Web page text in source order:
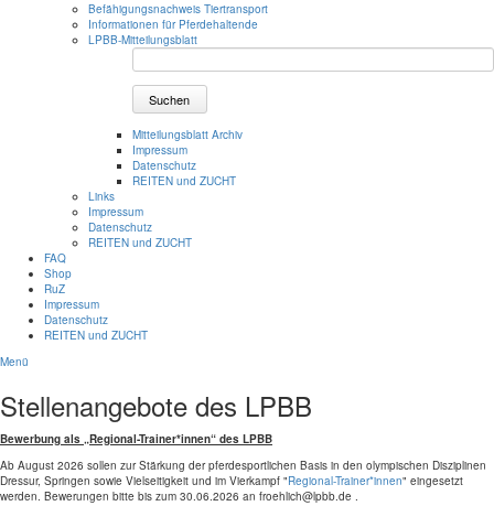
Befähigungsnachweis Tiertransport
Informationen für Pferdehaltende
LPBB-Mitteilungsblatt
Suchen
Mitteilungsblatt Archiv
Impressum
Datenschutz
REITEN und ZUCHT
Links
Impressum
Datenschutz
REITEN und ZUCHT
FAQ
Shop
RuZ
Impressum
Datenschutz
REITEN und ZUCHT
Menü
Stellenangebote des LPBB
Bewerbung als „Regional-Trainer*innen“ des LPBB
Ab August 2026 sollen zur Stärkung der pferdesportlichen Basis in den olympischen Disziplinen
Dressur, Springen sowie Vielseitigkeit und im Vierkampf "Regional-Trainer*innen" eingesetzt
werden. Bewerungen bitte bis zum 30.06.2026 an froehlich@lpbb.de .